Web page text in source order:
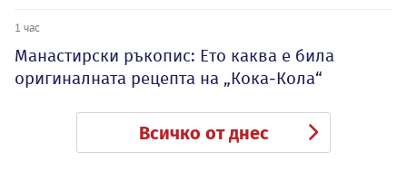
1 час
Манастирски ръкопис: Ето каква е била
оригиналната рецепта на „Кока-Кола“
Всичко от днес